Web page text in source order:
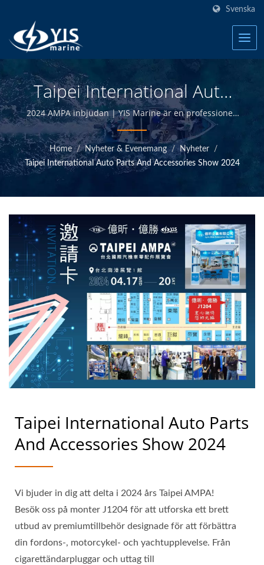
Svenska
Taipei International Auto
Parts And Accessories
Show 2024 | Tillverkare Av
Marina Växelpaneler,
Strömbrytare | YIS Marine
2024 AMPA inbjudan | YIS Marine är en professionell
tillverkare som ägnar sig åt att tillhandahålla
högkvalitativa marina elektriska och elektroniska
produkter. Genom att designa och tillverka internt och
ha kvalitetskontroll vid huvudkontoret i Taiwan kan vi
erbjuda högkvalitativa marina produkter till
konkurrenskraftiga priser.
Home / Nyheter & Evenemang / Nyheter
/
Taipei International Auto Parts And Accessories Show 2024
Taipei International Auto Parts
And Accessories Show 2024
Vi bjuder in dig att delta i 2024 års Taipei AMPA!
Besök oss på monter J1204 för att utforska ett brett
utbud av premiumtillbehör designade för att förbättra
din fordons-, motorcykel- och yachtupplevelse. Från
cigarettändarpluggar och uttag till